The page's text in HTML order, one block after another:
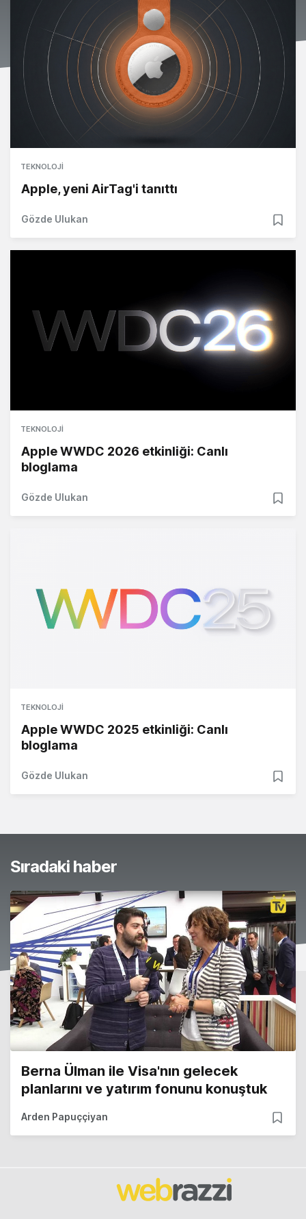
TEKNOLOJI
Apple, yeni AirTag'i tanıttı
Gözde Ulukan
TEKNOLOJI
Apple WWDC 2026 etkinliği: Canlı
bloglama
Gözde Ulukan
TEKNOLOJI
Apple WWDC 2025 etkinliği: Canlı
bloglama
Gözde Ulukan
Sıradaki haber
Berna Ülman ile Visa'nın gelecek
planlarını ve yatırım fonunu konuştuk
Arden Papuççiyan